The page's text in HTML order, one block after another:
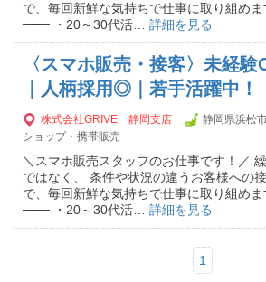
で、毎回新鮮な気持ちで仕事に取り組
─── ・20～30代活… 詳細を見る
〈スマホ販売・接客〉未経
｜人柄採用◎｜若手活躍中！
株式会社GRIVE 静岡支店 静岡県浜松
ショップ・携帯販売
＼スマホ販売スタッフのお仕事です！／
ではなく、 条件や状況の違うお客様への
で、毎回新鮮な気持ちで仕事に取り組
─── ・20～30代活… 詳細を見る
1